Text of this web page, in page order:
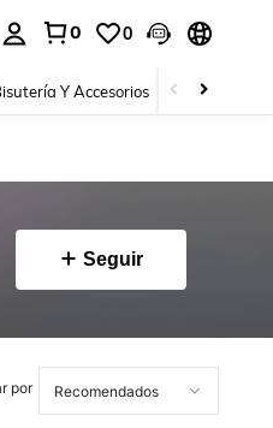
0 0
Y Accesorios Zapatos
Seguir
por